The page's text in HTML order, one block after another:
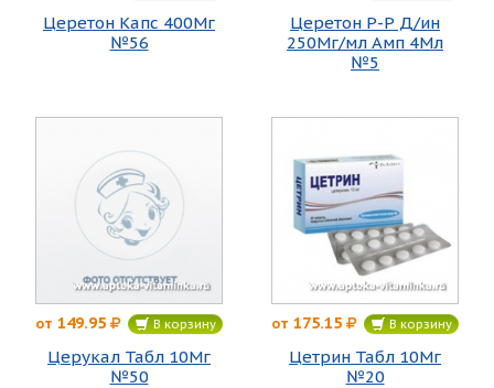
Церетон Капс 400Мг
№56
Церетон Р-Р Д/ин
250Мг/мл Амп 4Мл
№5
от 149.95 В корзину
Церукал Табл 10Мг
№50
от 175.15 В корзину
Цетрин Табл 10Мг
№20